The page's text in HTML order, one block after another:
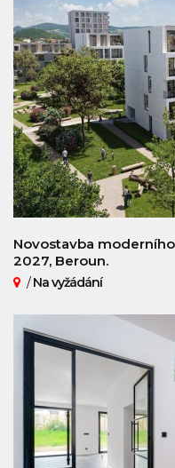
Novostavba
2027, Beroun.
/Na vyžádání